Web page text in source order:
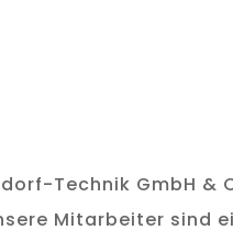
Technik GmbH &
Mitarbeiter sind